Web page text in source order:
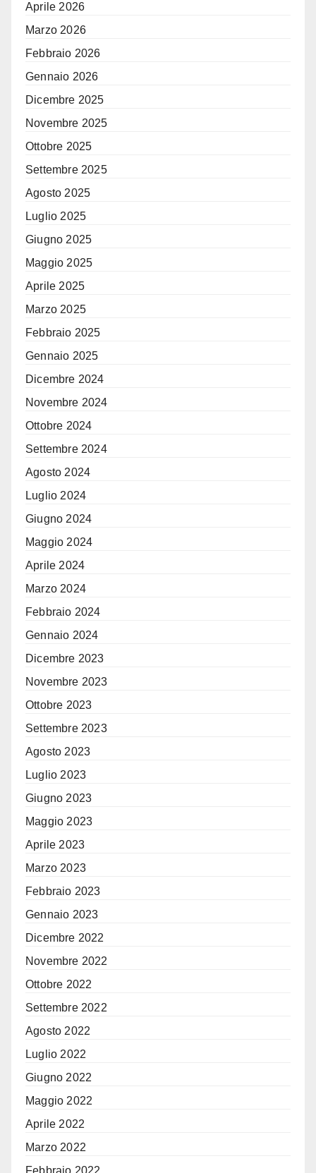
Aprile 2026
Marzo 2026
Febbraio 2026
Gennaio 2026
Dicembre 2025
Novembre 2025
Ottobre 2025
Settembre 2025
Agosto 2025
Luglio 2025
Giugno 2025
Maggio 2025
Aprile 2025
Marzo 2025
Febbraio 2025
Gennaio 2025
Dicembre 2024
Novembre 2024
Ottobre 2024
Settembre 2024
Agosto 2024
Luglio 2024
Giugno 2024
Maggio 2024
Aprile 2024
Marzo 2024
Febbraio 2024
Gennaio 2024
Dicembre 2023
Novembre 2023
Ottobre 2023
Settembre 2023
Agosto 2023
Luglio 2023
Giugno 2023
Maggio 2023
Aprile 2023
Marzo 2023
Febbraio 2023
Gennaio 2023
Dicembre 2022
Novembre 2022
Ottobre 2022
Settembre 2022
Agosto 2022
Luglio 2022
Giugno 2022
Maggio 2022
Aprile 2022
Marzo 2022
Febbraio 2022